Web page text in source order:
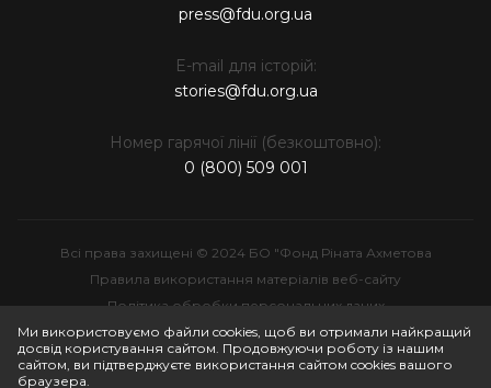
press@fdu.org.ua
E-mail для історій:
stories@fdu.org.ua
Номер гарячої лінії (безкоштовно):
0 (800) 509 001
Всі права захищені © 2024 БО "Фонд Ріната Ахметова
Правила використання матеріалів веб-сайту
Політика обробки персональних даних
Інтелектуальна власність
Ми використовуємо файли cookies, щоб ви отримали найкращий
досвід користування сайтом. Продовжуючи роботу із нашим
сайтом, ви підтверджуєте використання сайтом cookies вашого
браузера.